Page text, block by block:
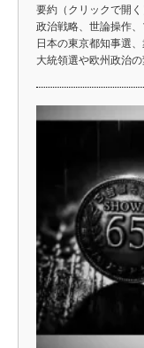
要約（クリックで開
政治戦略、世論操作
日本の東京都知事選
大統領選や欧州政治